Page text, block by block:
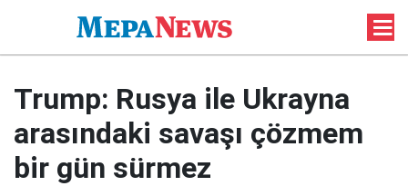
Trump: Rusya ile Ukrayna
arasındaki savaşı çözmem
bir gün sürmez